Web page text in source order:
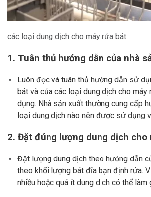
các loại dung dịch cho máy rửa bát
1. Tuân thủ hướng dẫn của nhà
Luôn đọc và tuân thủ hướng dẫn sử
bát và của các loại dung dịch cho máy
dụng. Nhà sản xuất thường cung cấp
loại dung dịch nào nên được sử dụng
2. Đặt đúng lượng dung dịch cho
Đặt lượng dung dịch theo hướng dẫn
theo khối lượng bát đĩa bạn định rửa.
nhiều hoặc quá ít dung dịch có thể làm